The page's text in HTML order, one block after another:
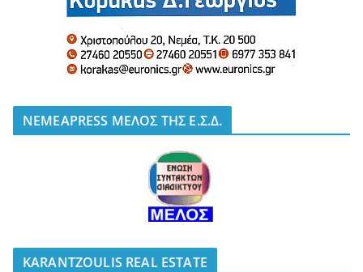
NEMEAPRESS ΜΕΛΟΣ ΤΗΣ Ε.Σ.Δ.
KARANTZOULIS REAL ESTATE